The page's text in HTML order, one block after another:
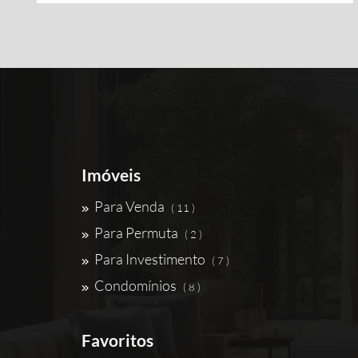
Imóveis
Para Venda ( 11 )
Para Permuta ( 2 )
Para Investimento ( 7 )
Condomínios ( 8 )
Favoritos